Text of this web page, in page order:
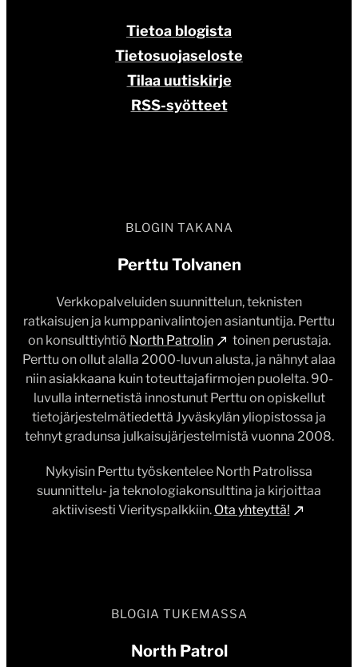
BLOGIN TAKANA
Perttu Tolvanen
Verkkopalveluiden suunnittelun, teknisten
ratkaisujen ja kumppanivalintojen asiantuntija. Perttu
on konsulttiyhtiö North Patrolin
toinen perustaja.
Perttu on ollut alalla 2000-luvun alusta, ja nähnyt alaa
niin asiakkaana kuin toteuttajafirmojen puolelta. 90-
luvulla internetistä innostunut Perttu on opiskellut
tietojärjestelmätiedettä Jyväskylän yliopistossa ja
tehnyt gradunsa julkaisujärjestelmistä vuonna 2008.
Nykyisin Perttu työskentelee North Patrolissa
suunnittelu- ja teknologiakonsulttina ja kirjoittaa
aktiivisesti Vierityspalkkiin. Ota yhteyttä!
Tietoa blogista
Tietosuojaseloste
Tilaa uutiskirje
RSS-syötteet
BLOGIA TUKEMASSA
North Patrol